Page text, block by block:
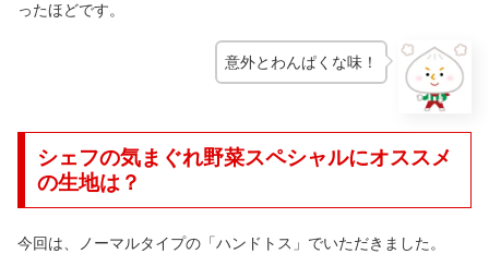
ったほどです。
意外とわんぱくな味！
シェフの気まぐれ野菜スペシャルにオススメ
の生地は？
今回は、ノーマルタイプの「ハンドトス」でいただきました。